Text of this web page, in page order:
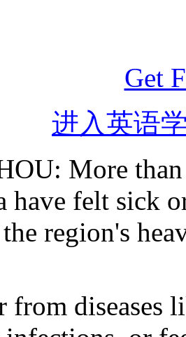
Get
进入英语
More
have felt sick
region's
from diseases